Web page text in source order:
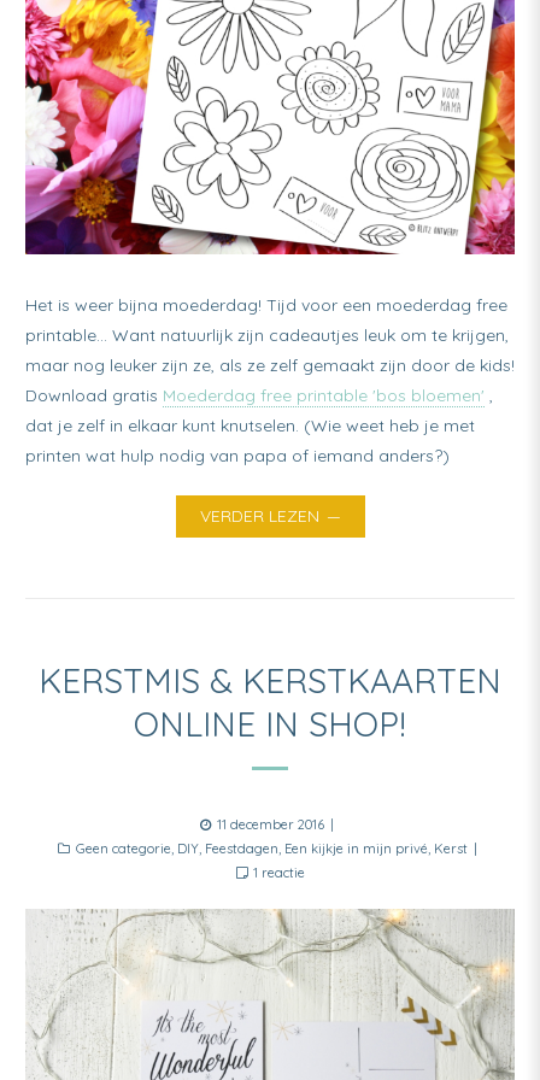
Het is weer bijna moederdag! Tijd voor een moederdag free
printable… Want natuurlijk zijn cadeautjes leuk om te krijgen,
maar nog leuker zijn ze, als ze zelf gemaakt zijn door de kids!
Download gratis Moederdag free printable 'bos bloemen' ,
dat je zelf in elkaar kunt knutselen. (Wie weet heb je met
printen wat hulp nodig van papa of iemand anders?)
VERDER LEZEN
KERSTMIS & KERSTKAARTEN
ONLINE IN SHOP!
Posted
on
11 december 2016
Categories
Geen categorie, DIY, Feestdagen, Een kijkje in mijn privé, Kerst
1 reactieop
&
kerstkaarten
online
in